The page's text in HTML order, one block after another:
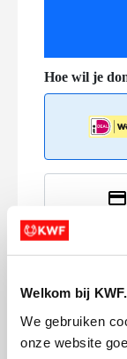
Welkom bij
We gebruiken
onze website
Referentie